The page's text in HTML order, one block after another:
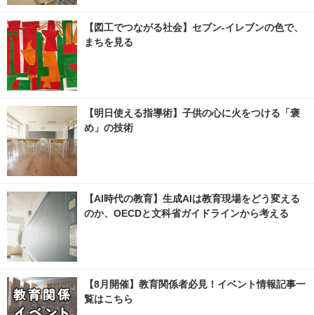
【図工でつながる社会】セブン‐イレブンの色で、
まちを見る
【明日使える指導術】子供の心に火をつける「褒
め」の技術
【AI時代の教育】生成AIは教育現場をどう変える
のか、OECDと文科省ガイドラインから考える
【8月開催】教育関係者必見！イベント情報記事一
覧はこちら